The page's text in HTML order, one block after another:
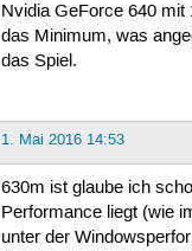
Nvidia GeForce 640
das Minimum, was
das Spiel.
1. Mai 2016 14:53
630m ist glaube ich
Performance liegt (wie
unter der